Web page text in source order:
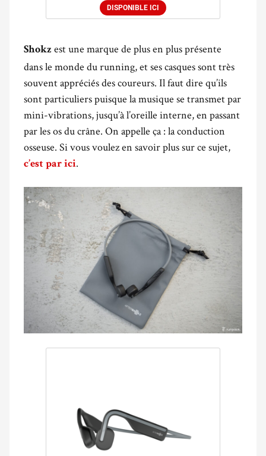
DISPONIBLE ICI
Shokz est une marque de plus en plus présente
dans le monde du running, et ses casques sont très
souvent appréciés des coureurs. Il faut dire qu’ils
sont particuliers puisque la musique se transmet par
mini-vibrations, jusqu’à l’oreille interne, en passant
par les os du crâne. On appelle ça : la conduction
osseuse. Si vous voulez en savoir plus sur ce sujet,
c’est par ici.